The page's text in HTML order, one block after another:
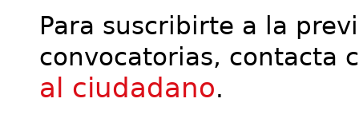
Para suscribirte a la
convocatorias, contacta
al ciudadano.